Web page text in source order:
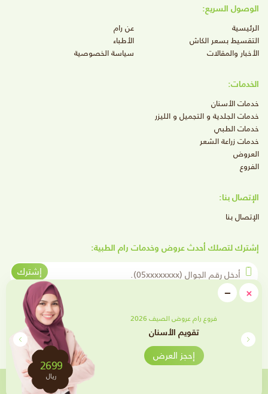
×
close−
Minimize
2699
ريال
فروع رام عروض الصيف 2026
تقويم الأسنان
إحجز العرض
الوصول السريع:
الرئيسية
عن رام
التقسيط بسعر الكاش
الأطباء
الأخبار والمقالات
سياسة الخصوصية
الخدمات:
خدمات الأسنان
خدمات الجلدية و التجميل و الليزر
خدمات الطبي
خدمات زراعة الشعر
العروض
الفروع
الإتصال بنا:
الإتصال بنا
إشترك لتصلك أحدث عروض وخدمات رام الطبية:
أدخل رقم الجوال
إشترك
تم تطويره بواسطة